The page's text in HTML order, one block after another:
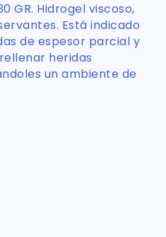
GR. Hidrogel viscoso,
Está indicado
de espesor parcial y
heridas
un ambiente de